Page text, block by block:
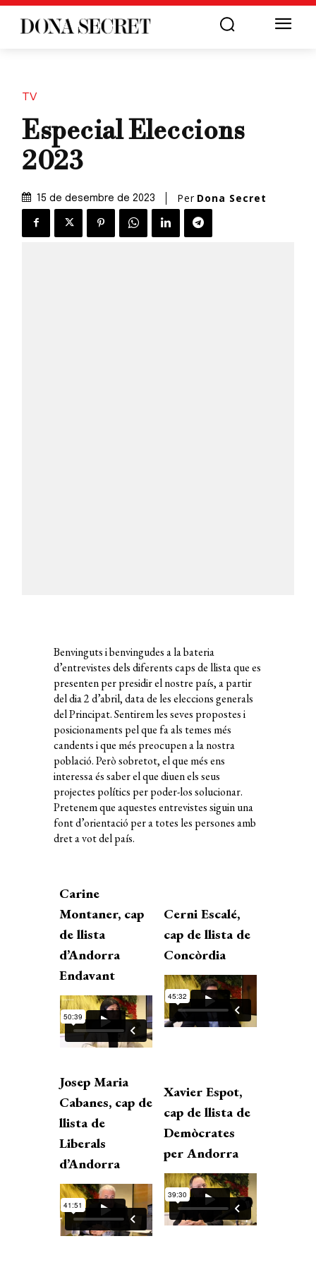
TV
Especial Eleccions
2023
15 de desembre de 2023 Per Dona Secret
Benvinguts i benvingudes a la bateria
d’entrevistes dels diferents caps de llista que es
presenten per presidir el nostre país, a partir
del dia 2 d’abril, data de les eleccions generals
del Principat. Sentirem les seves propostes i
posicionaments pel que fa als temes més
candents i que més preocupen a la nostra
població. Però sobretot, el que més ens
interessa és saber el que diuen els seus
projectes polítics per poder-los solucionar.
Pretenem que aquestes entrevistes siguin una
font d’orientació per a totes les persones amb
dret a vot del país.
Carine
Montaner, cap
de llista
d’Andorra
Endavant
Cerni Escalé,
cap de llista de
Concòrdia
Josep Maria
Cabanes, cap de
llista de
Liberals
d’Andorra
Xavier Espot,
cap de llista de
Demòcrates
per Andorra